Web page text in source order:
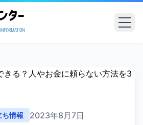
情報 2023年8月7日